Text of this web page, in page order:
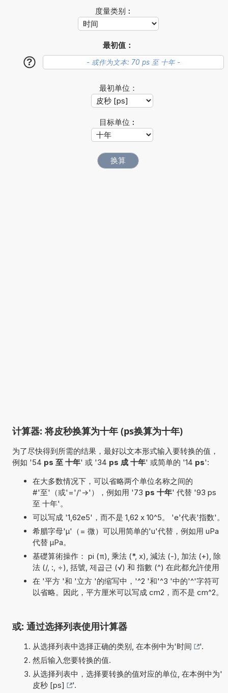
度量类别︰
最初值：
?
最初单位：
目标单位︰
计算器: 将皮秒换算为十年 (ps换算为十年)
为了尽快得到所需的结果，最好以文本形式输入要转换的值，
例如 '54 ps 至 十年' 或 '34 ps 成 十年' 或简单的 '14 ps':
在大多数情况下，可以省略两个单位名称之间的
#'至'（或'='/'->'），例如用 '73 ps 十年' 代替 '93 ps
至 十年'。
可以写成 '1,62e5'，而不是 1,62 x 10^5。 'e'代表'指数'。
希腊字母'µ'（= 微）可以用简单的'u'代替，例如用 uPa
代替 µPa。
基礎算術操作： pi (π), 乘法 (*, x), 減法 (-), 加法 (+), 除
法 (/, :, ÷), 括號, 제곱근 (√) 和 指數 (^) 在此都允許使用
在 '平方 '和 '立方 '的缩写中，'^2 '和'^3 '中的'^'字符可
以省略。因此，平方厘米可以写成 cm2，而不是 cm^2。
或: 通过选择列表使用计算器
从选择列表中选择正确的类别, 在本例中为'时间
'.
然后输入您要转换的值.
从选择列表中，选择要转换的值对应的单位, 在本例中为'
皮秒 [ps]
'.